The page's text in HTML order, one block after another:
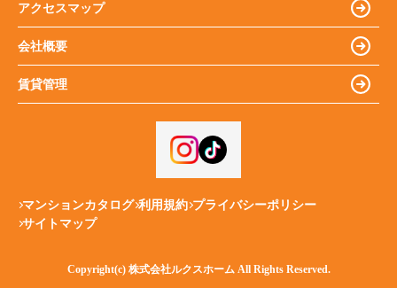
アクセスマップ
会社概要
賃貸管理
マンションカタログ 利用規約 プライバシーポリシー
サイトマップ
Copyright(c) 株式会社ルクスホーム All Rights Reserved.